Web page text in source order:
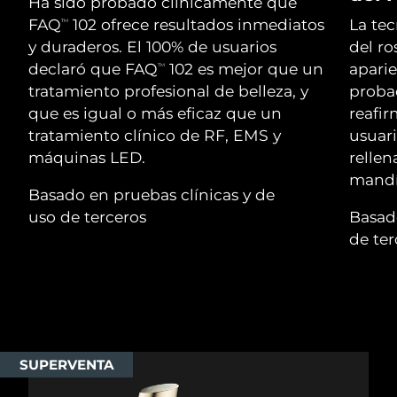
FAQTM
102 ofrece resultados inmediatos
y duraderos. El 100% de usuarios
declaró que FAQTM
102 es mejor que un
tratamiento profesional de belleza, y
que es igual o más eficaz que un
tratamiento clínico de RF, EMS y
máquinas LED.
Basado en pruebas clínicas y de
uso de terceros
La
del
de
SUPERVENTA
For healthy hair
18% PAP
Cosméticos Hombres
Comprar todo
FOREO APP
Israel Entrega prevista 8/13/26
Italia Entrega prevista 8/9/26
Entrega prevista 8/12/26
Jersey Entrega prevista
Kazajistán Entrega prevista 8/11/26
Lituania Entrega prevista8/9/26